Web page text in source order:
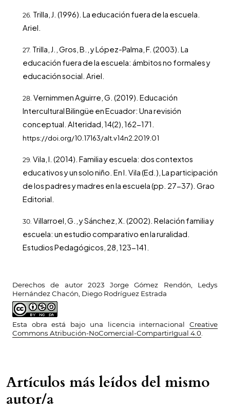
Derechos de autor 2023 Jorge Gómez Rendón, Ledys
Hernández Chacón, Diego Rodríguez Estrada
Esta obra está bajo una licencia internacional Creative
Commons Atribución-NoComercial-CompartirIgual 4.0
Trilla, J. (1996). La educación fuera de la escuela.
Ariel.
Trilla, J., Gros, B., y López-Palma, F. (2003). La
educación fuera de la escuela: ámbitos no formales y
educación social. Ariel.
Vernimmen Aguirre, G. (2019). Educación
Intercultural Bilingüe en Ecuador: Una revisión
conceptual. Alteridad, 14(2), 162-171.
https://doi.org/10.17163/alt.v14n2.2019.01
Vila, I. (2014). Familia y escuela: dos contextos
educativos y un solo niño. En I. Vila (Ed.), La participación
de los padres y madres en la escuela (pp. 27-37). Grao
Editorial.
Villarroel, G., y Sánchez, X. (2002). Relación familia y
escuela: un estudio comparativo en la ruralidad.
Estudios Pedagógicos, 28, 123-141.
Artículos más leídos del mismo
autor/a